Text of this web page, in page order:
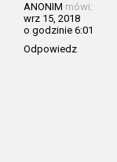
ANONIM mówi:
wrz 15, 2018
o godzinie 6:01
Odpowiedz